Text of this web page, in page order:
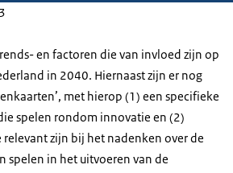
en factoren die van invloed zijn op
in 2040. Hiernaast zijn er nog
met hierop (1) een specifieke
spelen rondom innovatie en (2)
zijn bij het nadenken over de
spelen in het uitvoeren van de